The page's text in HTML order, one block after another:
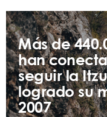
Más de
han
seguir la
logrado su
2007